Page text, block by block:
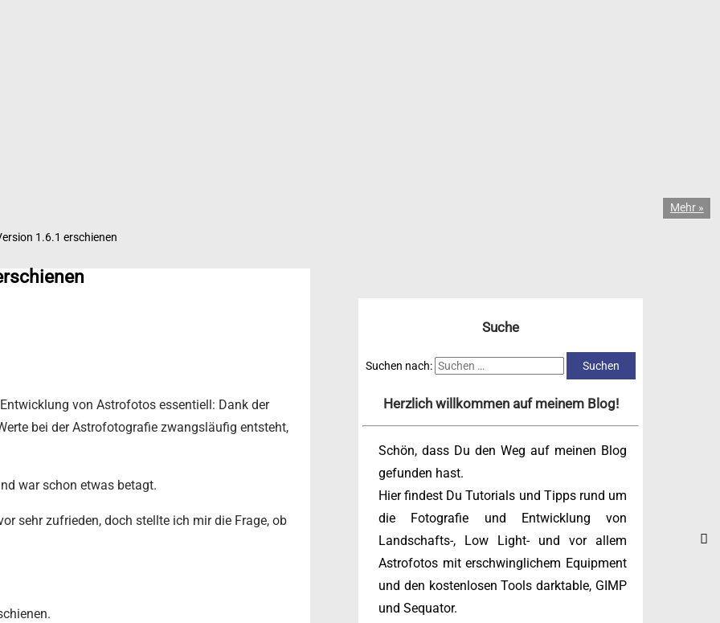
Mehr »
1.6.1 erschienen
von Astrofotos essentiell: Dank der
bei der Astrofotografie zwangsläufig entsteht,
war schon etwas betagt.
sehr zufrieden, doch stellte ich mir die Frage, ob
Suche
Suchen nach:
Herzlich willkommen auf meinem Blog!
Schön, dass Du den Weg auf meinen Blog
gefunden hast.
Hier findest Du Tutorials und Tipps rund um
die Fotografie und Entwicklung von
Landschafts-, Low Light- und vor allem
Astrofotos mit erschwinglichem Equipment
und den kostenlosen Tools darktable, GIMP
und Sequator.